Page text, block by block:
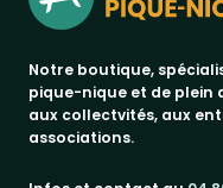
Notre boutique,
pique-nique et de plein
aux collectvités, aux
associations.